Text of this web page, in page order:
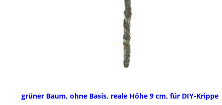
grüner Baum, ohne Basis, reale Höhe 9 cm, für DIY-Krippe